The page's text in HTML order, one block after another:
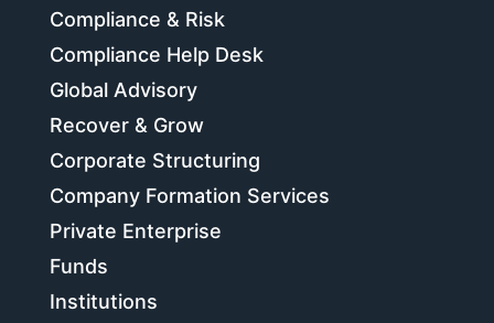
Compliance & Risk
Compliance Help Desk
Global Advisory
Recover & Grow
Corporate Structuring
Company Formation Services
Private Enterprise
Funds
Institutions